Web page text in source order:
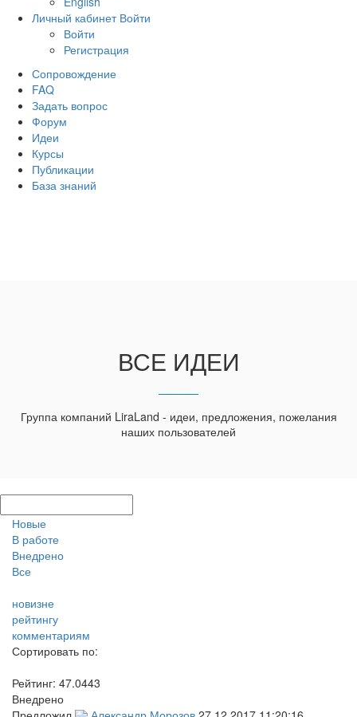
Личный кабинет Войти
Войти
Регистрация
Сопровождение
FAQ
Задать вопрос
Форум
Идеи
Курсы
Публикации
База знаний
ВСЕ ИДЕИ
Группа компаний LiraLand - идеи, предложения, пожелания
наших пользователей
Новые
В работе
Внедрено
Все
новизне
рейтингу
комментариям
Сортировать по:
Рейтинг: 47.0443
Внедрено